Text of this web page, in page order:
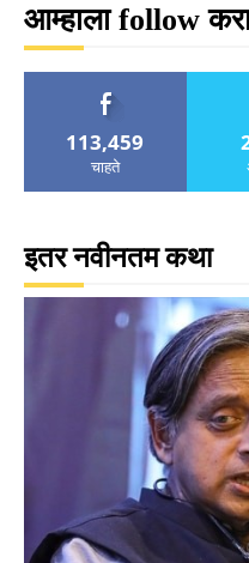
आम्हाला follow
113,459
चाहते
इतर नवीनतम कथा